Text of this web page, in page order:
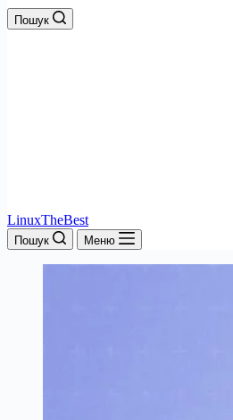
Пошук
LinuxTheBest
Пошук Меню